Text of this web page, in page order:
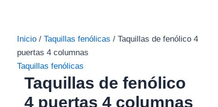
Inicio / Taquillas fenólicas / Taquillas de fenólico 4
puertas 4 columnas
Taquillas fenólicas
Taquillas de fenólico
4 puertas 4 columnas